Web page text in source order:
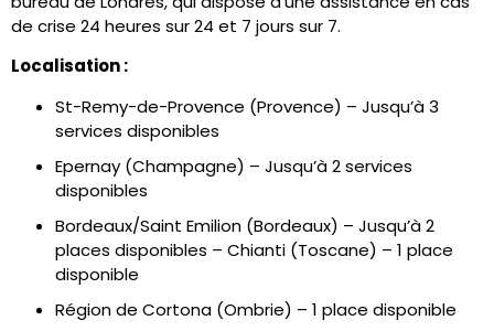
de crise 24 heures sur 24 et 7 jours sur 7.
Localisation :
St-Remy-de-Provence (Provence) – Jusqu’à 3
services disponibles
Epernay (Champagne) – Jusqu’à 2 services
disponibles
Bordeaux/Saint Emilion (Bordeaux) – Jusqu’à 2
places disponibles – Chianti (Toscane) – 1 place
disponible
Région de Cortona (Ombrie) – 1 place disponible